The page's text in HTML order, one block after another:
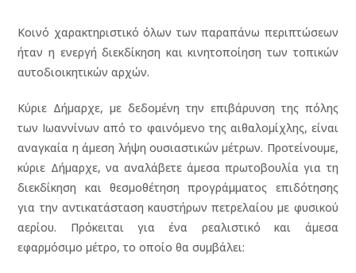
Κοινό χαρακτηριστικό όλων των παραπάνω περιπτώσεων
ήταν η ενεργή διεκδίκηση και κινητοποίηση των τοπικών
αυτοδιοικητικών αρχών.
Κύριε Δήμαρχε, με δεδομένη την επιβάρυνση της πόλης
των Ιωαννίνων από το φαινόμενο της αιθαλομίχλης, είναι
αναγκαία η άμεση λήψη ουσιαστικών μέτρων. Προτείνουμε,
κύριε Δήμαρχε, να αναλάβετε άμεσα πρωτοβουλία για τη
διεκδίκηση και θεσμοθέτηση προγράμματος επιδότησης
για την αντικατάσταση καυστήρων πετρελαίου με φυσικού
αερίου. Πρόκειται για ένα ρεαλιστικό και άμεσα
εφαρμόσιμο μέτρο, το οποίο θα συμβάλει: